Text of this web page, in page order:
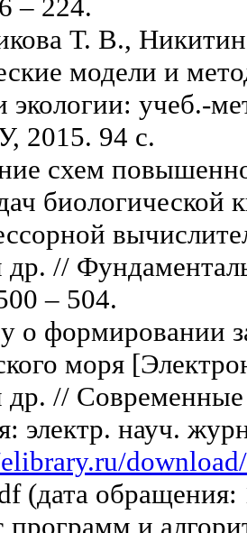
– 224.
Т. В.,
модели и
экологии: учеб.-
2015. 94 с.
схем
биологической
//
– 504.
о формировании
моря
др. //
электр. науч.
(дата обращения:
программ и